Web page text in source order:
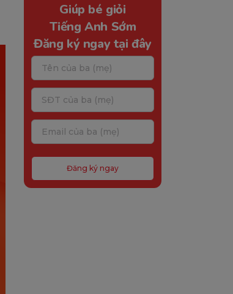
Giúp bé giỏi
Tiếng Anh Sớm
Đăng ký ngay tại đây
Đăng ký ngay